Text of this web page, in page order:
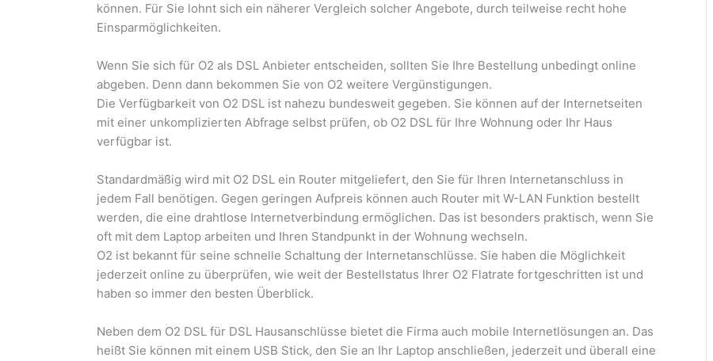
können. Für Sie lohnt sich ein näherer Vergleich solcher Angebote, durch teilweise recht hohe
Einsparmöglichkeiten.
Wenn Sie sich für O2 als DSL Anbieter entscheiden, sollten Sie Ihre Bestellung unbedingt online
abgeben. Denn dann bekommen Sie von O2 weitere Vergünstigungen.
Die Verfügbarkeit von O2 DSL ist nahezu bundesweit gegeben. Sie können auf der Internetseiten
mit einer unkomplizierten Abfrage selbst prüfen, ob O2 DSL für Ihre Wohnung oder Ihr Haus
verfügbar ist.
Standardmäßig wird mit O2 DSL ein Router mitgeliefert, den Sie für Ihren Internetanschluss in
jedem Fall benötigen. Gegen geringen Aufpreis können auch Router mit W-LAN Funktion bestellt
werden, die eine drahtlose Internetverbindung ermöglichen. Das ist besonders praktisch, wenn Sie
oft mit dem Laptop arbeiten und Ihren Standpunkt in der Wohnung wechseln.
O2 ist bekannt für seine schnelle Schaltung der Internetanschlüsse. Sie haben die Möglichkeit
jederzeit online zu überprüfen, wie weit der Bestellstatus Ihrer O2 Flatrate fortgeschritten ist und
haben so immer den besten Überblick.
Neben dem O2 DSL für DSL Hausanschlüsse bietet die Firma auch mobile Internetlösungen an. Das
heißt Sie können mit einem USB Stick, den Sie an Ihr Laptop anschließen, jederzeit und überall eine